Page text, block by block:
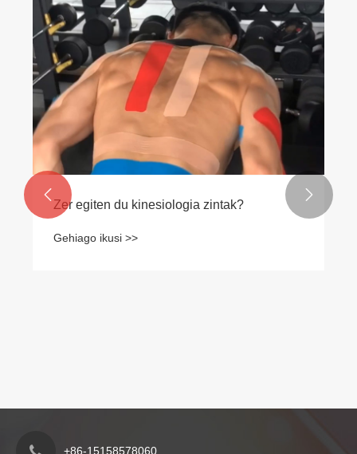
Zer egiten du kinesiologia zintak?
Gehiago ikusi >>
 
+86-15158578060